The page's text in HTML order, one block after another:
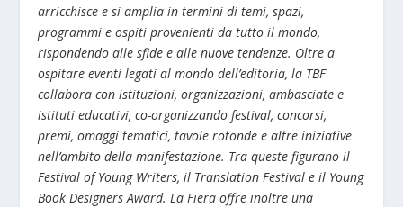
arricchisce e si amplia in termini di temi, spazi,
programmi e ospiti provenienti da tutto il mondo,
rispondendo alle sfide e alle nuove tendenze. Oltre a
ospitare eventi legati al mondo dell’editoria, la TBF
collabora con istituzioni, organizzazioni, ambasciate e
istituti educativi, co-organizzando festival, concorsi,
premi, omaggi tematici, tavole rotonde e altre iniziative
nell’ambito della manifestazione. Tra queste figurano il
Festival of Young Writers, il Translation Festival e il Young
Book Designers Award. La Fiera offre inoltre una